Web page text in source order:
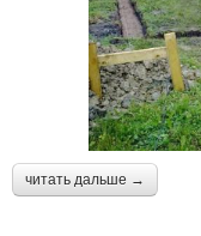
читать дальше →